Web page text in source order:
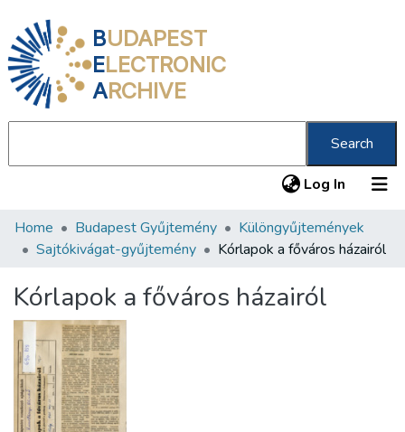
BUDAPEST
ELECTRONIC
ARCHIVE
Search
Log In (current)
Communities & Collections
Statistics
About us
Home Budapest Gyűjtemény
Különgyűjtemények
Sajtókivágat-gyűjtemény
Kórlapok a főváros házairól
Kórlapok a főváros házairól